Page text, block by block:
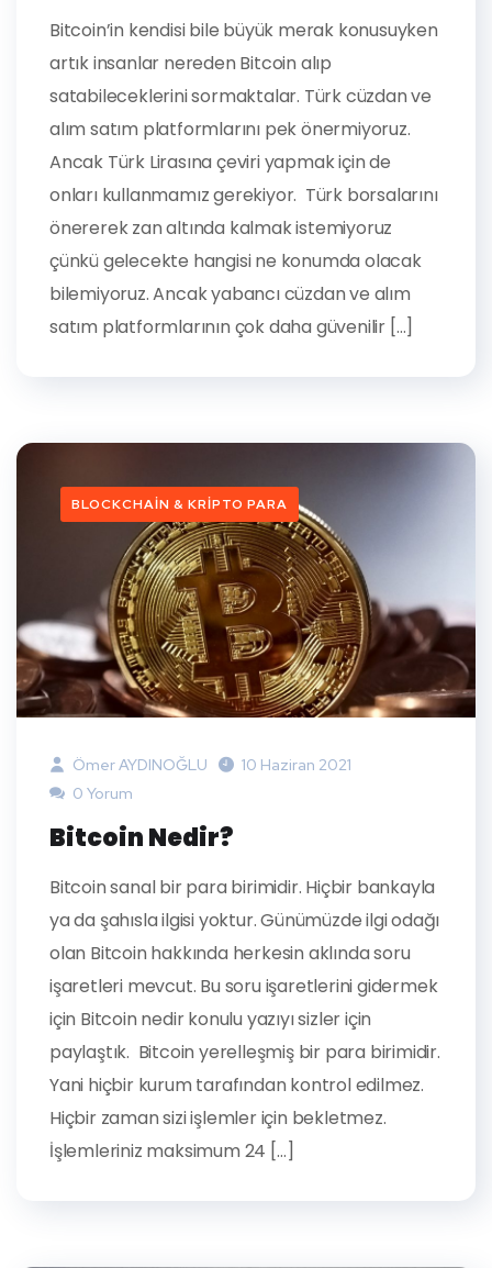
Bitcoin’in kendisi bile büyük merak konusuyken
artık insanlar nereden Bitcoin alıp
satabileceklerini sormaktalar. Türk cüzdan ve
alım satım platformlarını pek önermiyoruz.
Ancak Türk Lirasına çeviri yapmak için de
onları kullanmamız gerekiyor. Türk borsalarını
önererek zan altında kalmak istemiyoruz
çünkü gelecekte hangisi ne konumda olacak
bilemiyoruz. Ancak yabancı cüzdan ve alım
satım platformlarının çok daha güvenilir […]
BLOCKCHAIN & KRIPTO PARA
Ömer AYDINOĞLU
10 Haziran 2021
0 Yorum
Bitcoin Nedir?
Bitcoin sanal bir para birimidir. Hiçbir bankayla
ya da şahısla ilgisi yoktur. Günümüzde ilgi odağı
olan Bitcoin hakkında herkesin aklında soru
işaretleri mevcut. Bu soru işaretlerini gidermek
için Bitcoin nedir konulu yazıyı sizler için
paylaştık. Bitcoin yerelleşmiş bir para birimidir.
Yani hiçbir kurum tarafından kontrol edilmez.
Hiçbir zaman sizi işlemler için bekletmez.
İşlemleriniz maksimum 24 […]